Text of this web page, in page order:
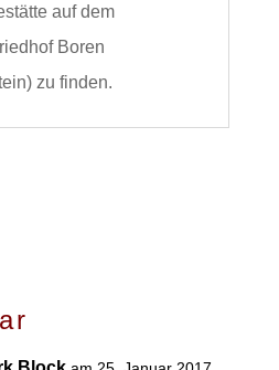
auf dem
Boren
zu finden.